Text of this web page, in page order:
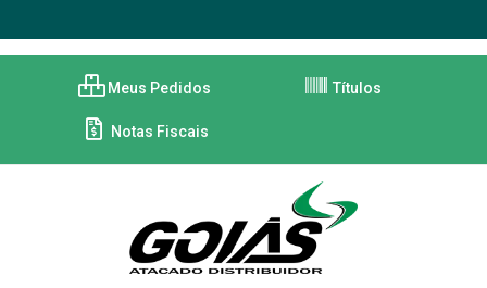
Meus Pedidos Títulos
Notas Fiscais